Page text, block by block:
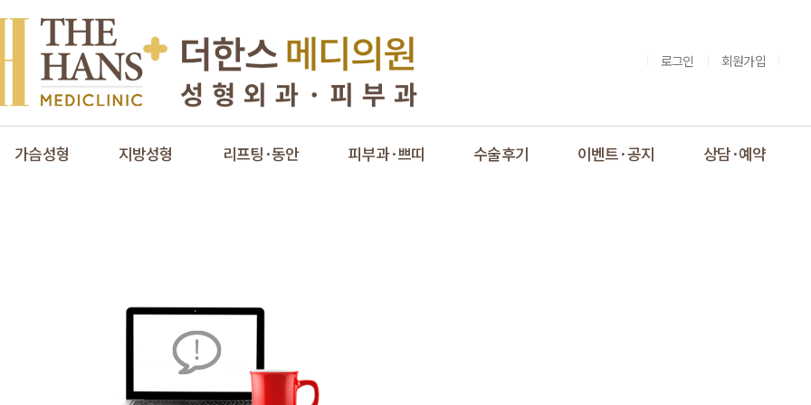
가슴성형 지방성형 리프팅·동안 피부과·쁘띠 수술후기 이벤트·공지 상담·예약
로그인 회원가입